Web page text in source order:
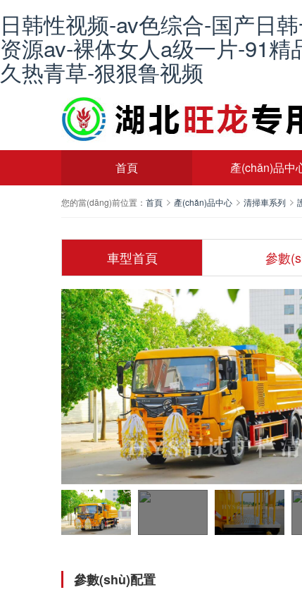
日韩性视频-av色综合-国产日
资源av-裸体女人a级一片-91
久热青草-狠狠鲁视频
首頁 產(chǎn)品中
您的當(dāng)前位置： 首頁 產(chǎn)品中心 清掃車系列
車型首頁 參數
參數(shù)配置